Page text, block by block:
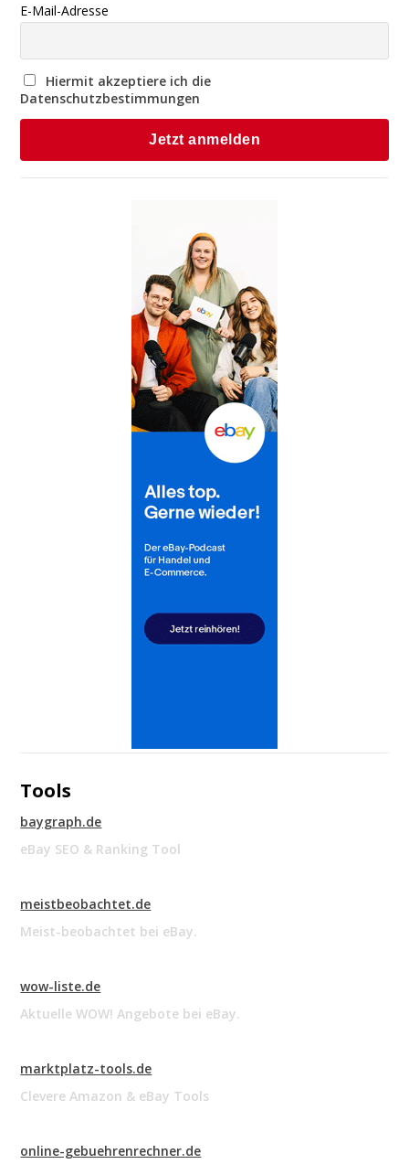
E-Mail-Adresse
Hiermit akzeptiere ich die
Datenschutzbestimmungen
Tools
baygraph.de
eBay SEO & Ranking Tool
meistbeobachtet.de
Meist-beobachtet bei eBay.
wow-liste.de
Aktuelle WOW! Angebote bei eBay.
marktplatz-tools.de
Clevere Amazon & eBay Tools
online-gebuehrenrechner.de